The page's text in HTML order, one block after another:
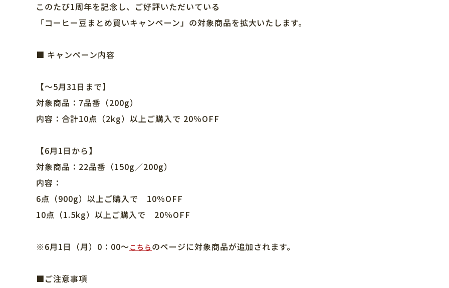
このたび1周年を記念し、ご好評いただいている
「コーヒー豆まとめ買いキャンペーン」の対象商品を拡大いたします。
■ キャンペーン内容
【～5月31日まで】
対象商品：7品番（200g）
内容：合計10点（2kg）以上ご購入で 20％OFF
【6月1日から】
対象商品：22品番（150g／200g）
内容：
6点（900g）以上ご購入で 10％OFF
10点（1.5kg）以上ご購入で 20％OFF
※6月1日（月）0：00～こちら のページに対象商品が追加されます。
■ご注意事項